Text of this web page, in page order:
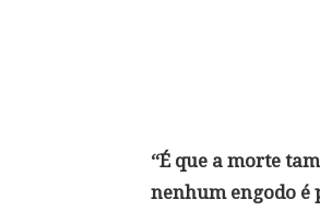
“É que a morte
nenhum engodo é